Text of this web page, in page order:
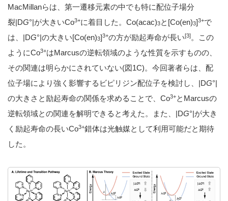
MacMillanらは、第一遷移元素の中でも特に配位子場分
裂|DG°|が大きいCo3+に着目した。Co(acac)3と[Co(en)3]3+で
は、|DG°|の大きい[Co(en)3]3+の方が励起寿命が長い[3]。この
ようにCo3+はMarcusの逆転領域のような性質を示すものの、
その関連は明らかにされていない(図1C)。今回著者らは、配
位子場により強く影響するビピリジン配位子を検討し、|DG°|
の大きさと励起寿命の関係を求めることで、Co3+とMarcusの
逆転領域との関連を解明できると考えた。また、|DG°|が大き
く励起寿命の長いCo3+錯体は光触媒として利用可能だと期待
した。